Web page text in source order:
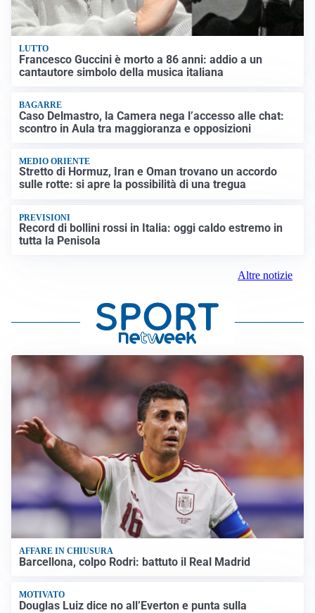
LUTTO
Francesco Guccini è morto a 86 anni: addio a un
cantautore simbolo della musica italiana
BAGARRE
Caso Delmastro, la Camera nega l’accesso alle chat:
scontro in Aula tra maggioranza e opposizioni
MEDIO ORIENTE
Stretto di Hormuz, Iran e Oman trovano un accordo
sulle rotte: si apre la possibilità di una tregua
PREVISIONI
Record di bollini rossi in Italia: oggi caldo estremo in
tutta la Penisola
Altre notizie
AFFARE IN CHIUSURA
Barcellona, colpo Rodri: battuto il Real Madrid
MOTIVATO
Douglas Luiz dice no all’Everton e punta sulla